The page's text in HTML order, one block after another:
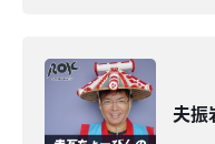
夫振